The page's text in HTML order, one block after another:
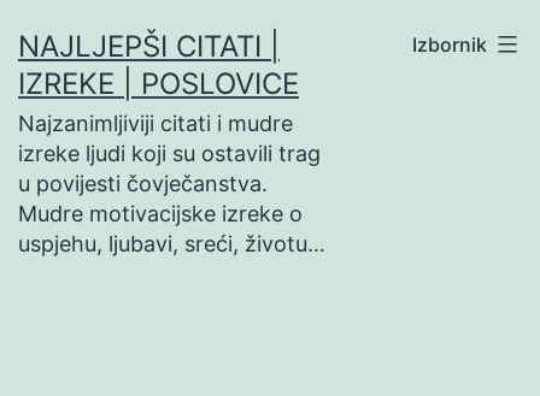
na
sadržaj
NAJLJEPŠI CITATI |
IZREKE | POSLOVICE
Najzanimljiviji citati i mudre
izreke ljudi koji su ostavili trag
u povijesti čovječanstva.
Mudre motivacijske izreke o
uspjehu, ljubavi, sreći, životu…
Izbornik